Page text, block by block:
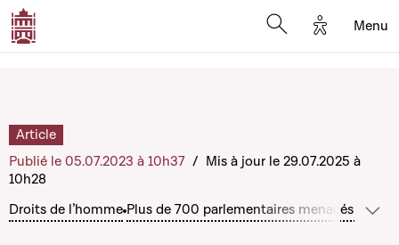
Options
Menu
Droits de l’homme Plus de 700 parlementaires menacés pour
Article
Publié le 05.07.2023 à 10h37 / Mis à jour le 29.07.2025 à
10h28